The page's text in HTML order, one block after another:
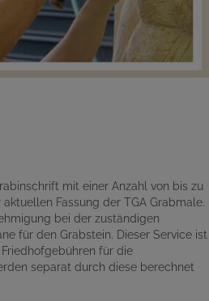
mit einer Anzahl von bis zu
Fassung der TGA Grabmale.
bei der zuständigen
für den Grabstein. Dieser Service ist
für die
separat durch diese berechnet